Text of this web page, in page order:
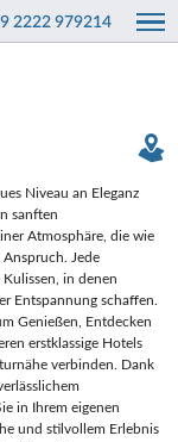
2222 979214
Niveau an Eleganz
sanften
Atmosphäre, die wie
Jede
in denen
Entspannung schaffen.
Genießen, Entdecken
erstklassige Hotels
verbinden. Dank
in Ihrem eigenen
und stilvollem Erlebnis